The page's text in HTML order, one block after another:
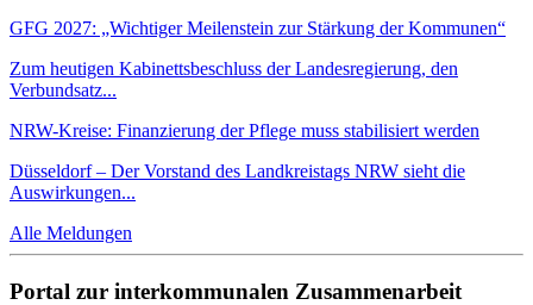
GFG 2027: „Wichtiger Meilenstein zur Stärkung der Kommunen“
Zum heutigen Kabinettsbeschluss der Landesregierung, den
Verbundsatz...
NRW-Kreise: Finanzierung der Pflege muss stabilisiert werden
Düsseldorf – Der Vorstand des Landkreistags NRW sieht die
Auswirkungen...
Alle Meldungen
Portal zur interkommunalen Zusammenarbeit